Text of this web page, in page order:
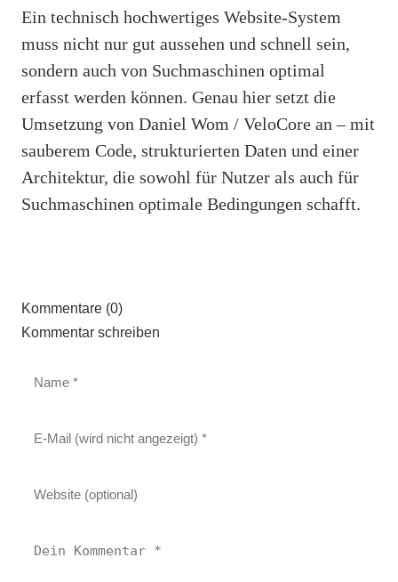
Ein technisch hochwertiges Website-System
muss nicht nur gut aussehen und schnell sein,
sondern auch von Suchmaschinen optimal
erfasst werden können. Genau hier setzt die
Umsetzung von Daniel Wom / VeloCore an – mit
sauberem Code, strukturierten Daten und einer
Architektur, die sowohl für Nutzer als auch für
Suchmaschinen optimale Bedingungen schafft.
Kommentare (0)
Kommentar schreiben